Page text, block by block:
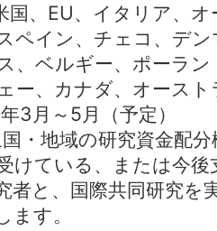
国、EU、イタリア、
ペイン、チェコ、デ
、ベルギー、ポーラ
ー、カナダ、オース
3月～5月（予定）
・地域の研究資金配
けている、または今
者と、国際共同研究を
ます。